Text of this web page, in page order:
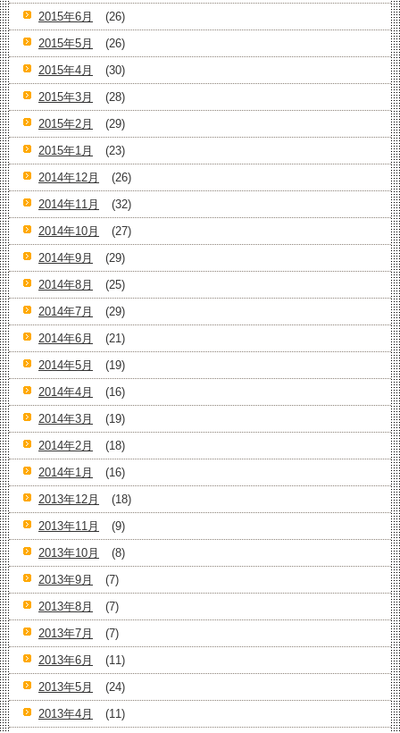
2015年6月
(26)
2015年5月
(26)
2015年4月
(30)
2015年3月
(28)
2015年2月
(29)
2015年1月
(23)
2014年12月
(26)
2014年11月
(32)
2014年10月
(27)
2014年9月
(29)
2014年8月
(25)
2014年7月
(29)
2014年6月
(21)
2014年5月
(19)
2014年4月
(16)
2014年3月
(19)
2014年2月
(18)
2014年1月
(16)
2013年12月
(18)
2013年11月
(9)
2013年10月
(8)
2013年9月
(7)
2013年8月
(7)
2013年7月
(7)
2013年6月
(11)
2013年5月
(24)
2013年4月
(11)